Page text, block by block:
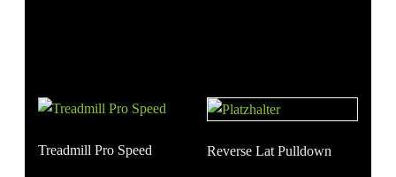
Treadmill Pro Speed Reverse Lat Pulldown